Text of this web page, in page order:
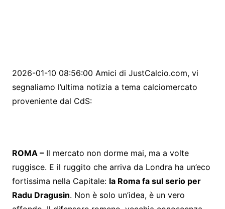
2026-01-10 08:56:00 Amici di JustCalcio.com, vi
segnaliamo l’ultima notizia a tema calciomercato
proveniente dal CdS:
ROMA –Il mercato non dorme mai, ma a volte
ruggisce. E il ruggito che arriva da Londra ha un’eco
fortissima nella Capitale: la Roma fa sul serio per
Radu Dragusin. Non è solo un’idea, è un vero